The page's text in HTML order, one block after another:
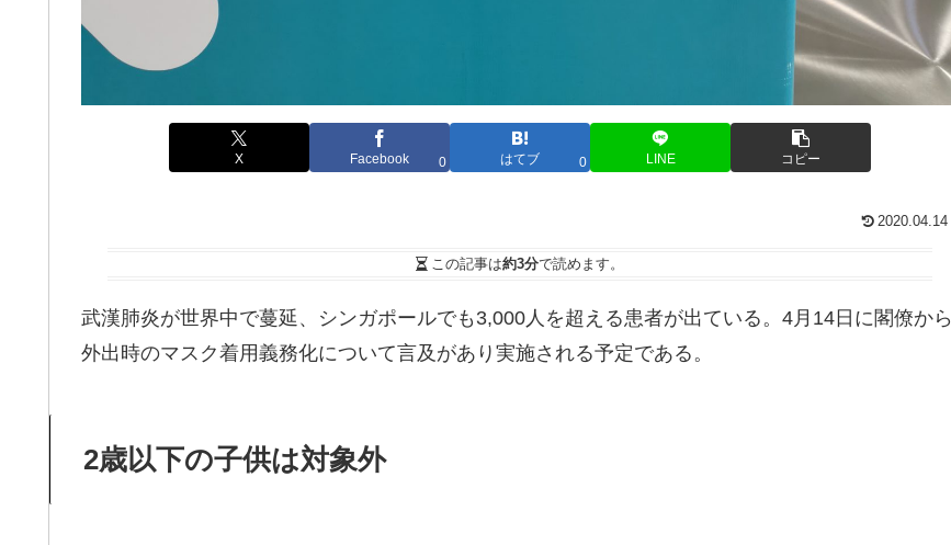
X Facebook 0 はてブ 0 LINE コピー
2020.04.14
この記事は約3分で読めます。
武漢肺炎が世界中で蔓延、シンガポールでも3,000人を超える患者が出ている。4月14日に閣僚から
外出時のマスク着用義務化について言及があり実施される予定である。
2歳以下の子供は対象外